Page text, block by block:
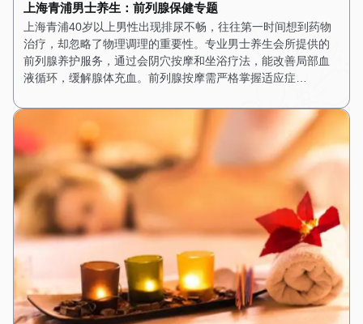
上海青浦男士养生：前列腺保健专题
上海青浦40岁以上男性出现排尿不畅，往往第一时间想到药物
治疗，却忽略了物理调理的重要性。专业男士养生会所提供的
前列腺养护服务，通过会阴穴按摩和坐浴疗法，能改善局部血
液循环，缓解腺体充血。前列腺按摩需严格掌握适应症…